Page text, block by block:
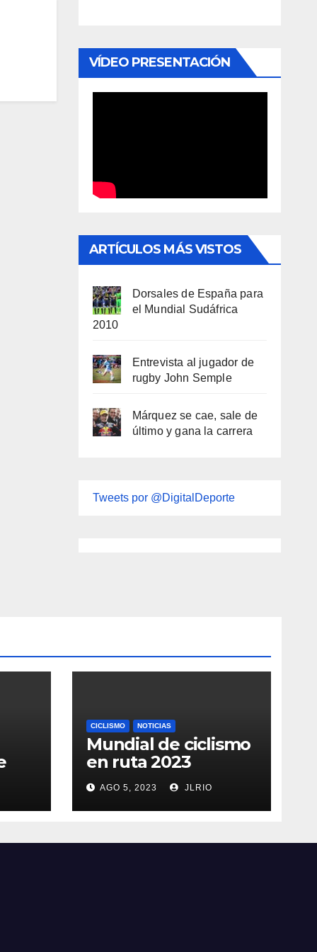
VÍDEO PRESENTACIÓN
ARTÍCULOS MÁS VISTOS
Dorsales de España para
el Mundial Sudáfrica
2010
Entrevista al jugador de
rugby John Semple
Márquez se cae, sale de
último y gana la carrera
Tweets por @DigitalDeporte
CICLISMO NOTICIAS
Mundial de ciclismo
en ruta 2023
AGO 5, 2023 JLRIO